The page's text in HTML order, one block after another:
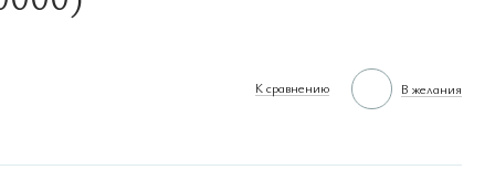
К сравнению В желания